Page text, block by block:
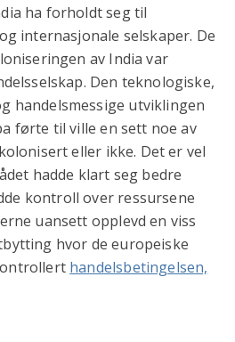
ha forholdt seg til
internasjonale selskaper. De
av India var
Den teknologiske,
handelsmessige utviklingen
førte til ville en sett noe av
eller ikke. Det er vel
hadde klart seg bedre
kontroll over ressursene
uansett opplevd en viss
hvor de europeiske
handelsbetingelsen,